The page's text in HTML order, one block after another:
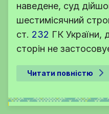
наведене, суд
шестимісячний
ст. 232 ГК України,
сторін не
Читати повністю